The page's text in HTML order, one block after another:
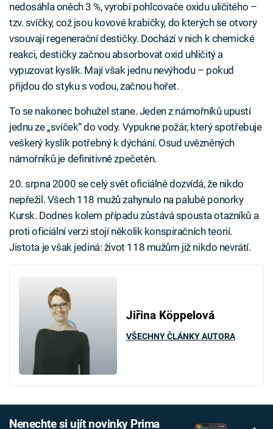
nedosáhla oněch 3 %, vyrobí pohlcovače oxidu uličitého –
tzv. svíčky, což jsou kovové krabičky, do kterých se otvory
vsouvají regenerační destičky. Dochází v nich k chemické
reakci, destičky začnou absorbovat oxid uhličitý a
vypuzovat kyslík. Mají však jednu nevýhodu – pokud
přijdou do styku s vodou, začnou hořet.
To se nakonec bohužel stane. Jeden z námořníků upustí
jednu ze „svíček“ do vody. Vypukne požár, který spotřebuje
veškerý kyslík potřebný k dýchání. Osud uvězněných
námořníků je definitivně zpečetěn.
20. srpna 2000 se celý svět oficiálně dozvídá, že nikdo
nepřežil. Všech 118 mužů zahynulo na palubě ponorky
Kursk. Dodnes kolem případu zůstává spousta otazníků a
proti oficiální verzi stojí několik konspiračních teorií.
Jistota je však jediná: život 118 mužům již nikdo nevrátí.
Jiřina Köppelová
VŠECHNY ČLÁNKY AUTORA
Nenechte si ujít novinky Prima